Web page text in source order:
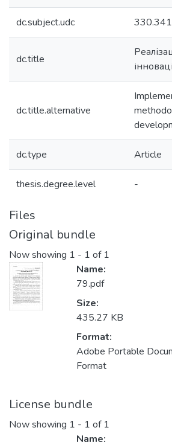
dc.subject.udc
dc.title
dc.title.alternative
dc.type Article
thesis.degree.level -
Files
Original bundle
Now showing 1 - 1 of 1
Name:
79.pdf
Size:
435.27 KB
Format:
Adobe Portable
Format
License bundle
Now showing 1 - 1 of 1
Name: